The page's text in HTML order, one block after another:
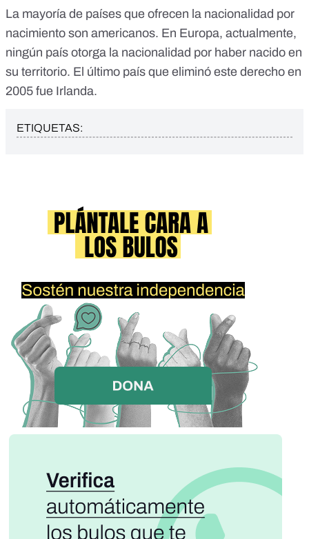
La mayoría de países que ofrecen la nacionalidad por
nacimiento son americanos. En Europa, actualmente,
ningún país otorga la nacionalidad por haber nacido en
su territorio. El último país que eliminó este derecho en
2005 fue Irlanda.
ETIQUETAS: